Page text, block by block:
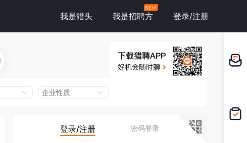
我是猎头 我是招聘方
NEW
登录/注册
企业性质
登录/注册 密码登录